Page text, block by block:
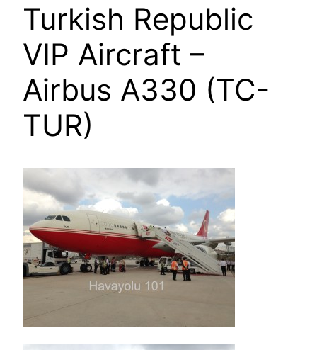
Turkish Republic
VIP Aircraft –
Airbus A330 (TC-
TUR)